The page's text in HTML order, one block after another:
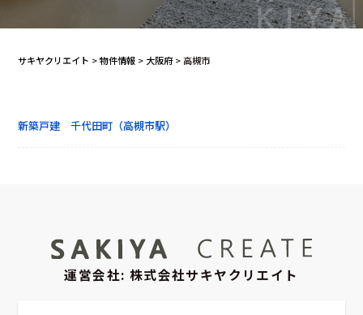
サキヤクリエイト >物件情報 > 大阪府>高槻市
新築戸建 千代田町（高槻市駅）
運営会社: 株式会社サキヤクリエイト